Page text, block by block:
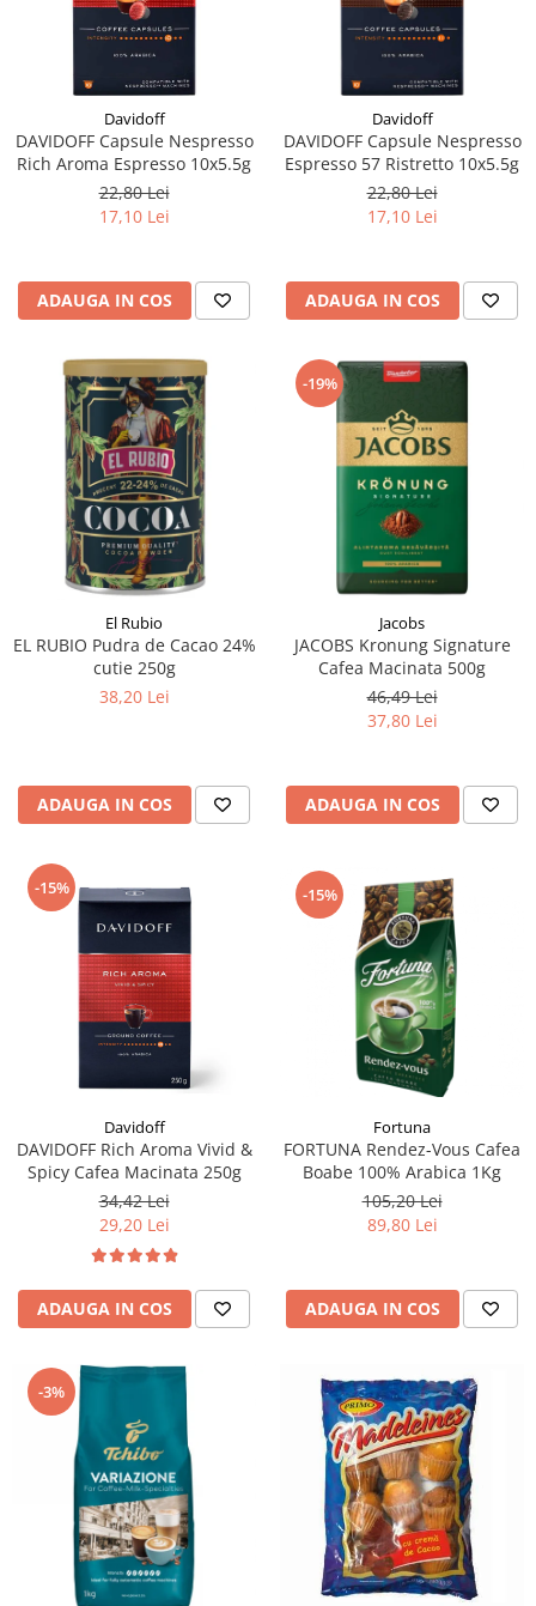
Davidoff
DAVIDOFF Capsule Nespresso
Rich Aroma Espresso 10x5.5g
22,80 Lei
17,10 Lei
ADAUGA IN COS
Davidoff
DAVIDOFF Capsule Nespresso
Espresso 57 Ristretto 10x5.5g
22,80 Lei
17,10 Lei
ADAUGA IN COS
El Rubio
EL RUBIO Pudra de Cacao 24%
cutie 250g
38,20 Lei
ADAUGA IN COS
-19%
Jacobs
JACOBS Kronung Signature
Cafea Macinata 500g
46,49 Lei
37,80 Lei
ADAUGA IN COS
-15%
Davidoff
DAVIDOFF Rich Aroma Vivid &
Spicy Cafea Macinata 250g
34,42 Lei
29,20 Lei
ADAUGA IN COS
-15%
Fortuna
FORTUNA Rendez-Vous Cafea
Boabe 100% Arabica 1Kg
105,20 Lei
89,80 Lei
ADAUGA IN COS
-3%